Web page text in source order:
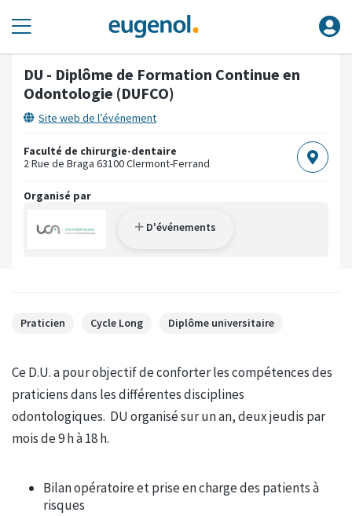
DU - Diplôme de Formation Continue en
Odontologie (DUFCO)
Site web de l’événement
Faculté de chirurgie-dentaire
2 Rue de Braga 63100 Clermont-Ferrand
Organisé par
D'événements
Praticien Cycle Long Diplôme universitaire
Ce D.U. a pour objectif de conforter les compétences des
praticiens dans les différentes disciplines
odontologiques. DU organisé sur un an, deux jeudis par
mois de 9 h à 18 h.
Bilan opératoire et prise en charge des patients à
risques